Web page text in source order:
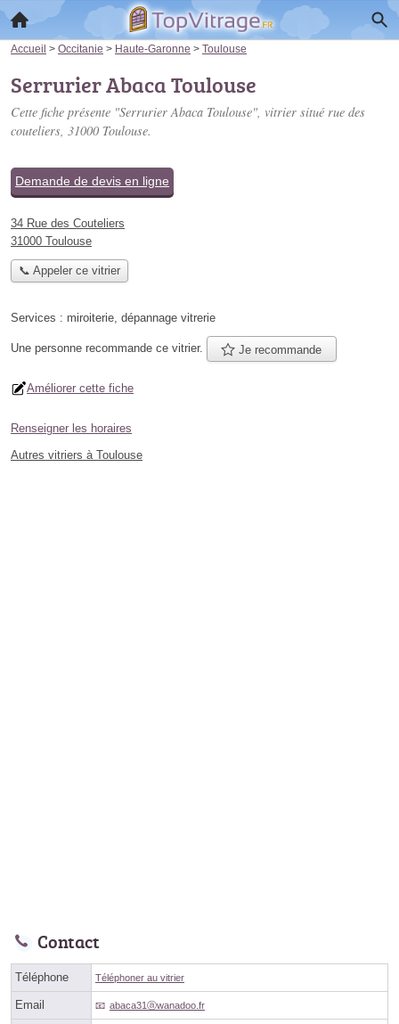
Accueil > Occitanie > Haute-Garonne > Toulouse
Serrurier Abaca Toulouse
Cette fiche présente "Serrurier Abaca Toulouse", vitrier situé rue des
couteliers, 31000 Toulouse.
Demande de devis en ligne
34 Rue des Couteliers
31000 Toulouse
📞 Appeler ce vitrier
Services : miroiterie, dépannage vitrerie
Une personne recommande ce vitrier. Je recommande
Améliorer cette fiche
Renseigner les horaires
Autres vitriers à Toulouse
Contact
Téléphone Téléphoner au vitrier
Email abaca31ⓐwanadoo.fr